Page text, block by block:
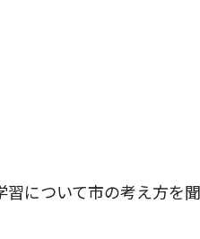
について市の考え方を聞